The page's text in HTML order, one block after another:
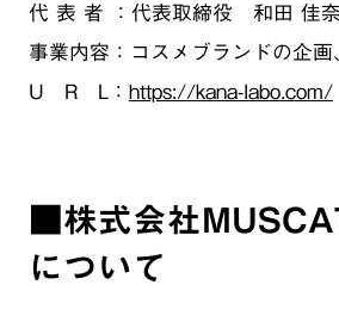
代 表 者 ：代表取締役 和田 佳奈
事業内容：コスメブランドの企画
U R L： https://kana-labo.com/
■株式会社
について